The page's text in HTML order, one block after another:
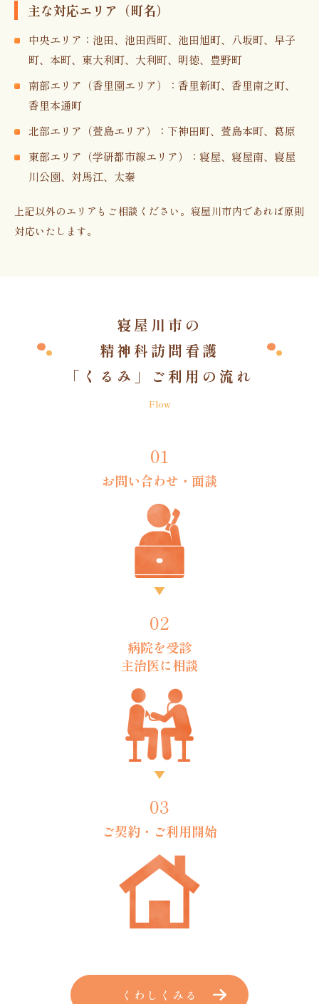
主な対応エリア（町名）
中央エリア：池田、池田西町、池田旭町、八坂町、早子
町、本町、東大利町、大利町、明徳、豊野町
南部エリア（香里園エリア）：香里新町、香里南之町、
香里本通町
北部エリア（萱島エリア）：下神田町、萱島本町、葛原
東部エリア（学研都市線エリア）：寝屋、寝屋南、寝屋
川公園、対馬江、太秦
上記以外のエリアもご相談ください。寝屋川市内であれば原則
対応いたします。
寝屋川市の
精神科訪問看護
「くるみ」ご利用の流れ
Flow
01
お問い合わせ・ 面談
02
病院を受診
主治医に相談
03
ご契約・ ご利用開始
くわしくみる